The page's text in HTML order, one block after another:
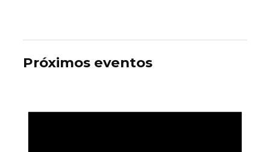
Próximos eventos